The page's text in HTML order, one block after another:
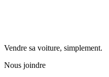
Vendre sa voiture, simplement.
Nous joindre